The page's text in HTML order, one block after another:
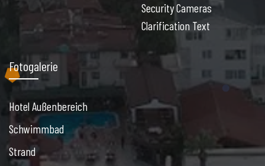
Security Cameras
Clarification Text
Fotogalerie
Hotel Außenbereich
Schwimmbad
Strand